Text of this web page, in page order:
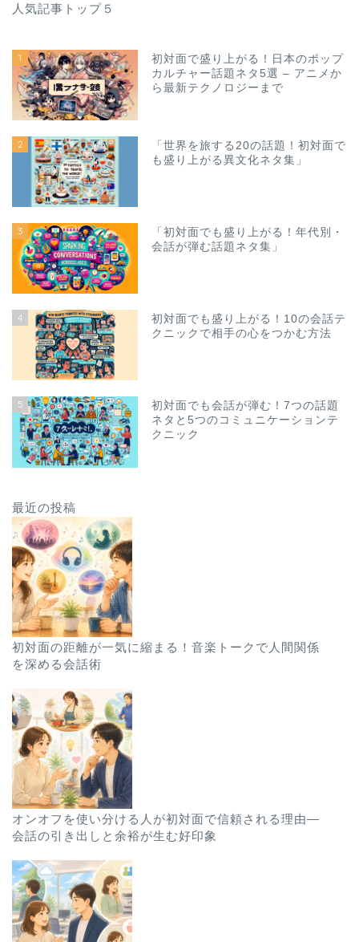
人気記事トップ５
1
初対面で盛り上がる！日本のポップ
カルチャー話題ネタ5選 – アニメか
ら最新テクノロジーまで
2
「世界を旅する20の話題！初対面で
も盛り上がる異文化ネタ集」
3
「初対面でも盛り上がる！年代別・
会話が弾む話題ネタ集」
4
初対面でも盛り上がる！10の会話テ
クニックで相手の心をつかむ方法
5
初対面でも会話が弾む！7つの話題
ネタと5つのコミュニケーションテ
クニック
最近の投稿
初対面の距離が一気に縮まる！音楽トークで人間関係
を深める会話術
オンオフを使い分ける人が初対面で信頼される理由—
会話の引き出しと余裕が生む好印象